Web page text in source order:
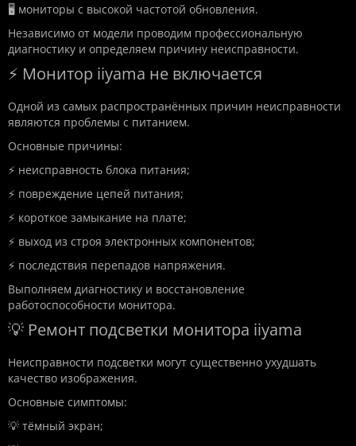
🖥️ мониторы с высокой частотой обновления.
Независимо от модели проводим профессиональную
диагностику и определяем причину неисправности.
⚡ Монитор iiyama не включается
Одной из самых распространённых причин неисправности
являются проблемы с питанием.
Основные причины:
⚡ неисправность блока питания;
⚡ повреждение цепей питания;
⚡ короткое замыкание на плате;
⚡ выход из строя электронных компонентов;
⚡ последствия перепадов напряжения.
Выполняем диагностику и восстановление
работоспособности монитора.
💡 Ремонт подсветки монитора iiyama
Неисправности подсветки могут существенно ухудшать
качество изображения.
Основные симптомы:
💡 тёмный экран;